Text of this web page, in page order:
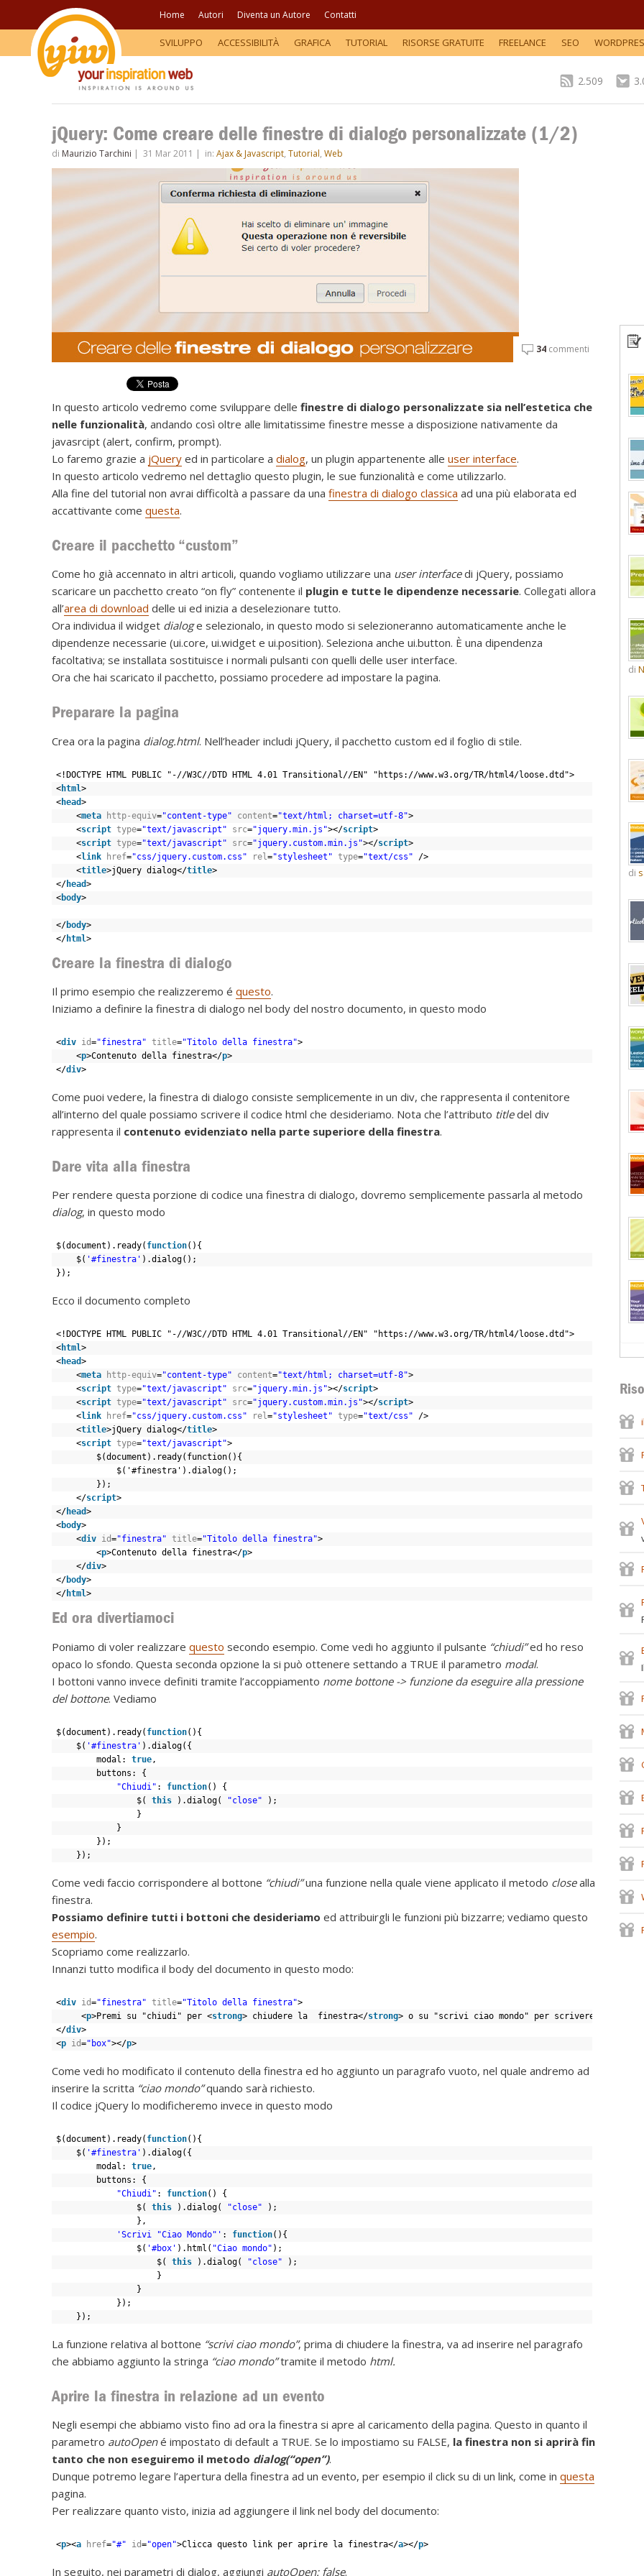
Home Autori Diventa un Autore Contatti
SVILUPPO ACCESSIBILITÀ GRAFICA TUTORIAL RISORSE GRATUITE FREELANCE SEO
2.509
jQuery: Come creare delle finestre di dialogo personalizzate (1/2)
di Maurizio Tarchini | 31 Mar 2011 | in: Ajax & Javascript, Tutorial, Web
34 commenti
In questo articolo vedremo come sviluppare delle finestre di dialogo personalizzate sia nell’estetica che
nelle funzionalità, andando così oltre alle limitatissime finestre messe a disposizione nativamente da
javasrcipt (alert, confirm, prompt).
Lo faremo grazie a jQuery ed in particolare a dialog, un plugin appartenente alle user interface.
In questo articolo vedremo nel dettaglio questo plugin, le sue funzionalità e come utilizzarlo.
Alla fine del tutorial non avrai difficoltà a passare da una finestra di dialogo classica ad una più elaborata ed
accattivante come questa.
Creare il pacchetto “custom”
Come ho già accennato in altri articoli, quando vogliamo utilizzare una user interfacedi jQuery, possiamo
scaricare un pacchetto creato “on fly” contenente il plugin e tutte le dipendenze necessarie. Collegati allora
all’area di download delle ui ed inizia a deselezionare tutto.
Ora individua il widget dialoge selezionalo, in questo modo si selezioneranno automaticamente anche le
dipendenze necessarie (ui.core, ui.widget e ui.position). Seleziona anche ui.button. È una dipendenza
facoltativa; se installata sostituisce i normali pulsanti con quelli delle user interface.
Ora che hai scaricato il pacchetto, possiamo procedere ad impostare la pagina.
Preparare la pagina
Crea ora la pagina dialog.html. Nell’header includi jQuery, il pacchetto custom ed il foglio di stile.
<!DOCTYPE HTML PUBLIC "-//W3C//DTD HTML 4.01 Transitional//EN" "https://www.w3.org/TR/html4/loose.dtd">
<html>
<head>
<meta http-equiv="content-type" content="text/html; charset=utf-8">
<script type="text/javascript" src="jquery.min.js"></script>
<script type="text/javascript" src="jquery.custom.min.js"></script>
<link href="css/jquery.custom.css" rel ="stylesheet" type="text/css"
/>
<title>jQuery dialog</title>
</head>
<body>
</body>
</html>
Creare la finestra di dialogo
Il primo esempio che realizzeremo é questo.
Iniziamo a definire la finestra di dialogo nel body del nostro documento, in questo modo
<div id="finestra" title="Titolo della finestra">
<p>Contenuto della finestra</p>
</div>
Come puoi vedere, la finestra di dialogo consiste semplicemente in un div, che rappresenta il contenitore
all’interno del quale possiamo scrivere il codice html che desideriamo. Nota che l’attributo titledel div
rappresenta il contenuto evidenziato nella parte superiore della finestra.
Dare vita alla finestra
Per rendere questa porzione di codice una finestra di dialogo, dovremo semplicemente passarla al metodo
dialog, in questo modo
$(document).ready( function(){
$( '#finestra' ).dialog();
});
Ecco il documento completo
<!DOCTYPE HTML PUBLIC "-//W3C//DTD HTML 4.01 Transitional//EN" "https://www.w3.org/TR/html4/loose.dtd">
<html>
<head>
<meta http-equiv="content-type" content="text/html; charset=utf-8">
<script type="text/javascript" src="jquery.min.js"></script>
<script type="text/javascript" src="jquery.custom.min.js"></script>
<link href="css/jquery.custom.css" rel="stylesheet" type="text/css"
/>
<title>jQuery dialog</title>
<script type="text/javascript">
$(document).ready(function(){
$('#finestra').dialog();
});
</script>
</head>
<body>
<div id="finestra" title="Titolo della finestra">
<p>Contenuto della finestra</p>
</div>
</body>
</html>
Ed ora divertiamoci
Poniamo di voler realizzare questo secondo esempio. Come vedi ho aggiunto il pulsante “chiudi”ed ho reso
opaco lo sfondo. Questa seconda opzione la si può ottenere settando a TRUE il parametro modal.
I bottoni vanno invece definiti tramite l’accoppiamento nome bottone -> funzione da eseguire alla pressione
del bottone. Vediamo
$(document).ready( function(){
$( '#finestra' ).dialog({
modal: true ,
buttons: {
"Chiudi" : function() {
$( this ).dialog( "close"
);
}
}
});
});
Come vedi faccio corrispondere al bottone “chiudi”una funzione nella quale viene applicato il metodo closealla
finestra.
Possiamo definire tutti i bottoni che desideriamo ed attribuirgli le funzioni più bizzarre; vediamo questo
esempio.
Scopriamo come realizzarlo.
Innanzi tutto modifica il body del documento in questo modo:
<div id="finestra" title="Titolo della finestra">
<p>Premi su "chiudi" per <strong> chiudere la  finestra</strong> o su "scrivi ciao mondo" per scrivere nella
</div>
<p id="box"></p>
Come vedi ho modificato il contenuto della finestra ed ho aggiunto un paragrafo vuoto, nel quale andremo ad
inserire la scritta “ciao mondo”quando sarà richiesto.
Il codice jQuery lo modificheremo invece in questo modo
$(document).ready( function(){
$( '#finestra' ).dialog({
modal: true ,
buttons: {
"Chiudi" : function() {
$( this ).dialog( "close"
);
},
'Scrivi "Ciao Mondo"' : function(){
$( '#box' ).html( "Ciao mondo" );
$( this ).dialog( "close"
);
}
}
});
});
La funzione relativa al bottone “scrivi ciao mondo”, prima di chiudere la finestra, va ad inserire nel paragrafo
che abbiamo aggiunto la stringa “ciao mondo”tramite il metodo html.
Aprire la finestra in relazione ad un evento
Negli esempi che abbiamo visto fino ad ora la finestra si apre al caricamento della pagina. Questo in quanto il
parametro autoOpené impostato di default a TRUE. Se lo impostiamo su FALSE, la finestra non si aprirà fin
tanto che non eseguiremo il metodo dialog(“open”).
Dunque potremo legare l’apertura della finestra ad un evento, per esempio il click su di un link, come in questa
pagina.
Per realizzare quanto visto, inizia ad aggiungere il link nel body del documento:
<p><a href="#" id="open">Clicca questo link per aprire la finestra</a></p>
In seguito, nei parametri di dialog, aggiungi autoOpen: false.
di
di